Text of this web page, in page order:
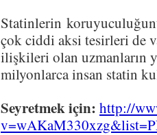
Statinlerin
çok ciddi aksi tesirleri de
ilişkileri olan uzmanların
milyonlarca insan statin
Seyretmek için: http://